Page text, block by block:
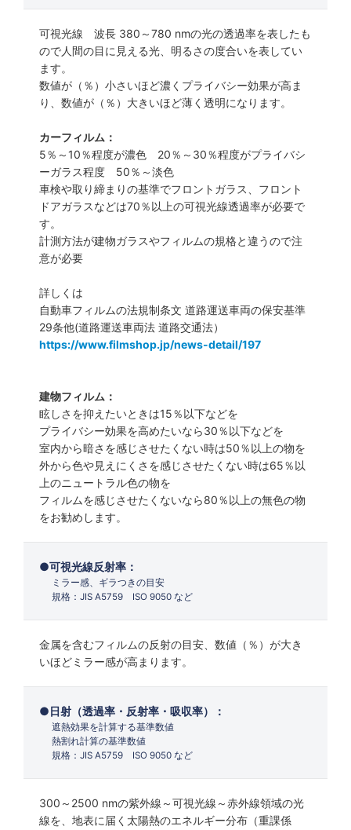
可視光線 波長 380～780 nmの光の透過率を表したも
ので人間の目に見える光、明るさの度合いを表してい
ます。
数値が（％）小さいほど濃くプライバシー効果が高ま
り、数値が（％）大きいほど薄く透明になります。
カーフィルム：
5％～10％程度が濃色 20％～30％程度がプライバシ
ーガラス程度 50％～淡色
車検や取り締まりの基準でフロントガラス、フロント
ドアガラスなどは70％以上の可視光線透過率が必要で
す。
計測方法が建物ガラスやフィルムの規格と違うので注
意が必要
詳しくは
自動車フィルムの法規制条文 道路運送車両の保安基準
29条他(道路運送車両法 道路交通法）
https://www.filmshop.jp/news-detail/197
建物フィルム：
眩しさを抑えたいときは15％以下などを
プライバシー効果を高めたいなら30％以下などを
室内から暗さを感じさせたくない時は50％以上の物を
外から色や見えにくさを感じさせたくない時は65％以
上のニュートラル色の物を
フィルムを感じさせたくないなら80％以上の無色の物
をお勧めします。
可視光線反射率：
ミラー感、ギラつきの目安
規格：JIS A5759 ISO 9050 など
金属を含むフィルムの反射の目安、数値（％）が大き
いほどミラー感が高まります。
日射（透過率・反射率・吸収率）：
遮熱効果を計算する基準数値
熱割れ計算の基準数値
規格：JIS A5759 ISO 9050 など
300～2500 nmの紫外線～可視光線～赤外線領域の光
線を、地表に届く太陽熱のエネルギー分布（重課係